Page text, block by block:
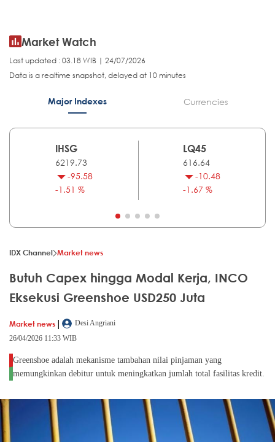
Market Watch
Last updated : 03.18 WIB | 24/07/2026
Data is a realtime snapshot, delayed at 10 minutes
Major Indexes Currencies
IHSG
6219.73
-95.58
-1.51 %
LQ45
616.64
-10.48
-1.67 %
IDX Channel Market news
Butuh Capex hingga Modal Kerja, INCO
Eksekusi Greenshoe USD250 Juta
Market news |
Desi Angriani
26/04/2026 11:33 WIB
Greenshoe adalah mekanisme tambahan nilai pinjaman yang
memungkinkan debitur untuk meningkatkan jumlah total fasilitas kredit.